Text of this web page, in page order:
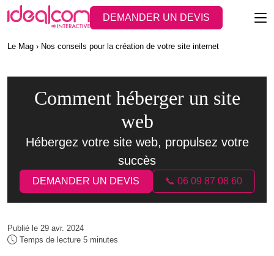
DEMANDER UN DEVIS
Le Mag Nos conseils pour la création de votre site internet
Comment héberger un site
web
Hébergez votre site web, propulsez votre
succès
DEMANDER UN DEVIS 📞 06 09 87 08 60
Publié le 29 avr. 2024
Temps de lecture 5 minutes